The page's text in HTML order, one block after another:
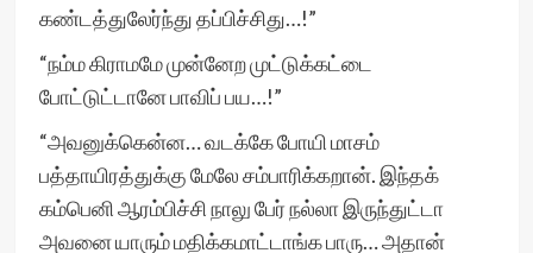
கண்டத்துலேர்ந்து தப்பிச்சிது…!”
“நம்ம கிராமமே முன்னேற முட்டுக்கட்டை
போட்டுட்டானே பாவிப் பய…!”
“அவனுக்கென்ன… வடக்கே போயி மாசம்
பத்தாயிரத்துக்கு மேலே சம்பாரிக்கறான். இந்தக்
கம்பெனி ஆரம்பிச்சி நாலு பேர் நல்லா இருந்துட்டா
அவனை யாரும் மதிக்கமாட்டாங்க பாரு… அதான்